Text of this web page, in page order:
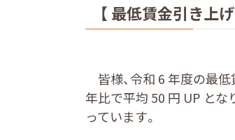
【 最低賃金引き上
皆様、令和 6 年度の最
年比で平均 50 円 UP と
っています。